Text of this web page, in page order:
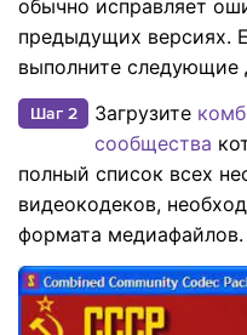
обычно исправляет
предыдущих версиях.
выполните следующие
Шаг 2 Загрузите
сообщества
полный список всех
видеокодеков,
формата медиафайлов.